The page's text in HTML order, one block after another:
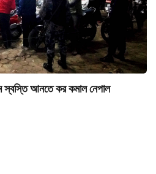
স্বস্তি আনতে কর কমাল নেপাল